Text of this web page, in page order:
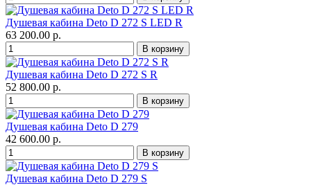
Душевая кабина Deto D 272 S LED R
63 200.00 р.
Душевая кабина Deto D 272 S R
52 800.00 р.
Душевая кабина Deto D 279
42 600.00 р.
Душевая кабина Deto D 279 S